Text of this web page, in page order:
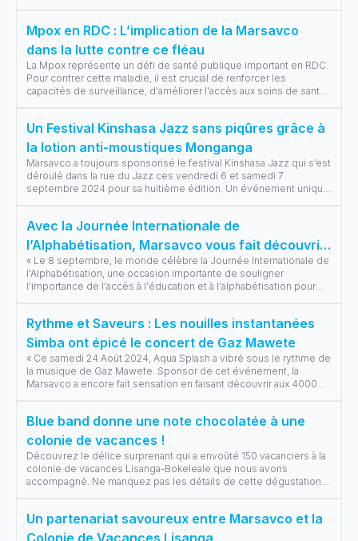
Mpox en RDC : L’implication de la Marsavco
dans la lutte contre ce fléau
La Mpox représente un défi de santé publique important en RDC.
Pour contrer cette maladie, il est crucial de renforcer les
capacités de surveillance, d'améliorer l'accès aux soins de santé
Un Festival Kinshasa Jazz sans piqûres grâce à
la lotion anti-moustiques Monganga
Marsavco a toujours sponsorisé le festival Kinshasa Jazz qui s’est
déroulé dans la rue du Jazz ces vendredi 6 et samedi 7
septembre 2024 pour sa huitième édition. Un événement unique
Avec la Journée Internationale de
l’Alphabétisation, Marsavco vous fait découvrir
Blue Band Kids Académie
« Le 8 septembre, le monde célèbre la Journée Internationale de
l'Alphabétisation, une occasion importante de souligner
l'importance de l'accès à l'éducation et à l'alphabétisation pour
Rythme et Saveurs : Les nouilles instantanées
Simba ont épicé le concert de Gaz Mawete
« Ce samedi 24 Août 2024, Aqua Splash a vibré sous le rythme de
la musique de Gaz Mawete. Sponsor de cet événement, la
Marsavco a encore fait sensation en faisant découvrir aux 4000
Blue band donne une note chocolatée à une
colonie de vacances !
Découvrez le délice surprenant qui a envoûté 150 vacanciers à la
colonie de vacances Lisanga-Bokeleale que nous avons
accompagné. Ne manquez pas les détails de cette dégustation
Un partenariat savoureux entre Marsavco et la
Colonie de Vacances Lisanga